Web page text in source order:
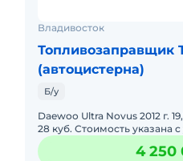
поручни,
металлические крылья
Владивосток
Топливозаправщик
(автоцистерна)
Б/у
Daewoo Ultra Novus 2012 г.
28 куб. Стоимость указана
платежей и утилизационного сбора!
Владивост
4 250